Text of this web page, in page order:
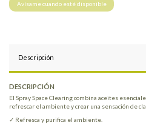
Descripción
DESCRIPCIÓN
El Spray Space Clearing combina aceites
refrescar el ambiente y crear una sensación de
✓ Refresca y purifica el ambiente.